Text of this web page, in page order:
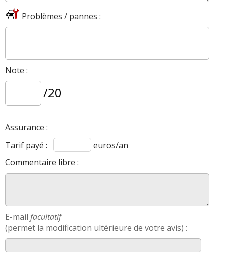
Problèmes / pannes :
Note :
/20
Assurance :
Tarif payé :
euros/an
Commentaire libre :
E-mail facultatif
(permet la modification ultérieure de votre avis) :